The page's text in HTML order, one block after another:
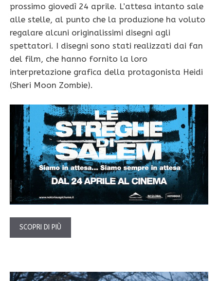
prossimo giovedì 24 aprile. L’attesa intanto sale
alle stelle, al punto che la produzione ha voluto
regalare alcuni originalissimi disegni agli
spettatori. I disegni sono stati realizzati dai fan
del film, che hanno fornito la loro
interpretazione grafica della protagonista Heidi
(Sheri Moon Zombie).
SCOPRI DI PIÙ